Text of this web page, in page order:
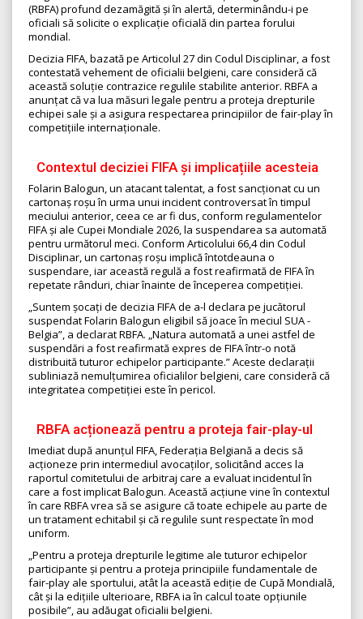
(RBFA) profund dezamăgită și în alertă, determinându-i pe
oficiali să solicite o explicație oficială din partea forului
mondial.
Decizia FIFA, bazată pe Articolul 27 din Codul Disciplinar, a fost
contestată vehement de oficialii belgieni, care consideră că
această soluție contrazice regulile stabilite anterior. RBFA a
anunțat că va lua măsuri legale pentru a proteja drepturile
echipei sale și a asigura respectarea principiilor de fair-play în
competițiile internaționale.
Contextul deciziei FIFA și implicațiile acesteia
Folarin Balogun, un atacant talentat, a fost sancționat cu un
cartonaș roșu în urma unui incident controversat în timpul
meciului anterior, ceea ce ar fi dus, conform regulamentelor
FIFA și ale Cupei Mondiale 2026, la suspendarea sa automată
pentru următorul meci. Conform Articolului 66,4 din Codul
Disciplinar, un cartonaș roșu implică întotdeauna o
suspendare, iar această regulă a fost reafirmată de FIFA în
repetate rânduri, chiar înainte de începerea competiției.
„Suntem șocați de decizia FIFA de a-l declara pe jucătorul
suspendat Folarin Balogun eligibil să joace în meciul SUA -
Belgia”, a declarat RBFA. „Natura automată a unei astfel de
suspendări a fost reafirmată expres de FIFA într-o notă
distribuită tuturor echipelor participante.” Aceste declarații
subliniază nemulțumirea oficialilor belgieni, care consideră că
integritatea competiției este în pericol.
RBFA acționează pentru a proteja fair-play-ul
Imediat după anunțul FIFA, Federația Belgiană a decis să
acționeze prin intermediul avocaților, solicitând acces la
raportul comitetului de arbitraj care a evaluat incidentul în
care a fost implicat Balogun. Această acțiune vine în contextul
în care RBFA vrea să se asigure că toate echipele au parte de
un tratament echitabil și că regulile sunt respectate în mod
uniform.
„Pentru a proteja drepturile legitime ale tuturor echipelor
participante și pentru a proteja principiile fundamentale de
fair-play ale sportului, atât la această ediție de Cupă Mondială,
cât și la edițiile ulterioare, RBFA ia în calcul toate opțiunile
posibile”, au adăugat oficialii belgieni.